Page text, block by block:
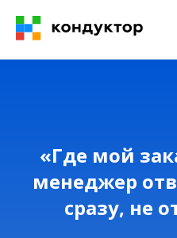
«Где мой
менеджер
сразу, не